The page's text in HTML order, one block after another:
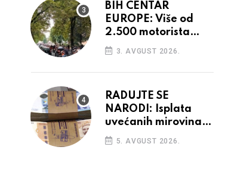
BIH CENTAR
EUROPE: Više od
2.500 motorista
defiliralo gradom
3. AVGUST 2026.
RADUJTE SE
NARODI: Isplata
uvećanih mirovina
krenula, mogle bi
opet rasti
5. AVGUST 2026.